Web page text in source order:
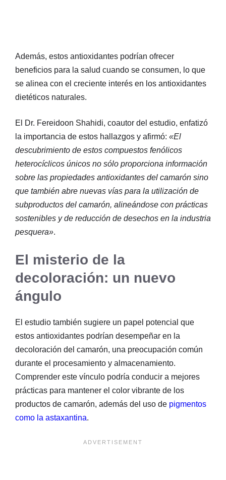
Además, estos antioxidantes podrían ofrecer
beneficios para la salud cuando se consumen, lo que
se alinea con el creciente interés en los antioxidantes
dietéticos naturales.
El Dr. Fereidoon Shahidi, coautor del estudio, enfatizó
la importancia de estos hallazgos y afirmó: «El
descubrimiento de estos compuestos fenólicos
heterocíclicos únicos no sólo proporciona información
sobre las propiedades antioxidantes del camarón sino
que también abre nuevas vías para la utilización de
subproductos del camarón, alineándose con prácticas
sostenibles y de reducción de desechos en la industria
pesquera».
El misterio de la
decoloración: un nuevo
ángulo
El estudio también sugiere un papel potencial que
estos antioxidantes podrían desempeñar en la
decoloración del camarón, una preocupación común
durante el procesamiento y almacenamiento.
Comprender este vínculo podría conducir a mejores
prácticas para mantener el color vibrante de los
productos de camarón, además del uso de pigmentos
como la astaxantina.